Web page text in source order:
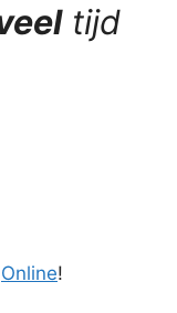
tijd
Online!